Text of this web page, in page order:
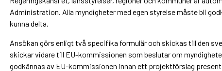
Administration. Alla myndigheter med egen styrelse måste bli
kunna delta.
Ansökan görs enligt två specifika formulär och skickas till den
skickar vidare till EU-kommissionen som beslutar om
godkännas av EU-kommissionen innan ett projektförslag